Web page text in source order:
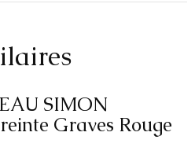
SIMON
Graves Rouge